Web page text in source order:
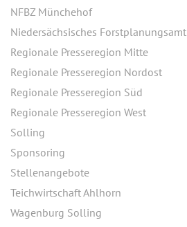
NFBZ Münchehof
Niedersächsisches Forstplanungsamt
Regionale Presseregion Mitte
Regionale Presseregion Nordost
Regionale Presseregion Süd
Regionale Presseregion West
Solling
Sponsoring
Stellenangebote
Teichwirtschaft Ahlhorn
Wagenburg Solling